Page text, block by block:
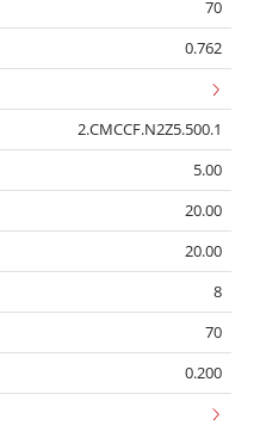
70
0.762
2.CMCCF.N2Z5.500.1
5.00
20.00
20.00
8
70
0.200